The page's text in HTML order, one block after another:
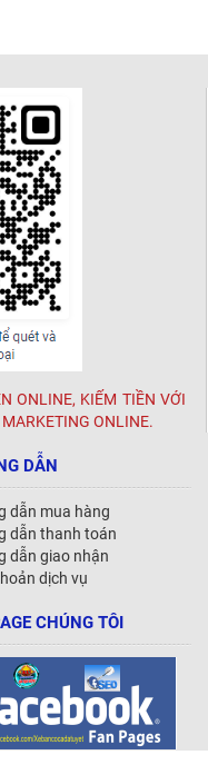
ONLINE, KIẾM TIỀN VỚI
ONLINE.
DẪN
dẫn mua hàng
dẫn thanh toán
dẫn giao nhận
dịch vụ
CHÚNG TÔI